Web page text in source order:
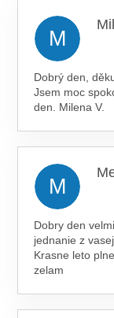
M
Dobrý den,
Jsem moc
den. Milena V.
M
Dobry den
jednanie z
Krasne leto
zelam